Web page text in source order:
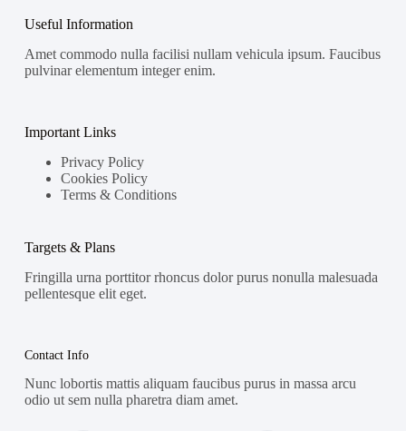
Useful Information
Amet commodo nulla facilisi nullam vehicula ipsum. Faucibus
pulvinar elementum integer enim.
Important Links
Privacy Policy
Cookies Policy
Terms & Conditions
Targets & Plans
Fringilla urna porttitor rhoncus dolor purus nonulla malesuada
pellentesque elit eget.
Contact Info
Nunc lobortis mattis aliquam faucibus purus in massa arcu
odio ut sem nulla pharetra diam amet.